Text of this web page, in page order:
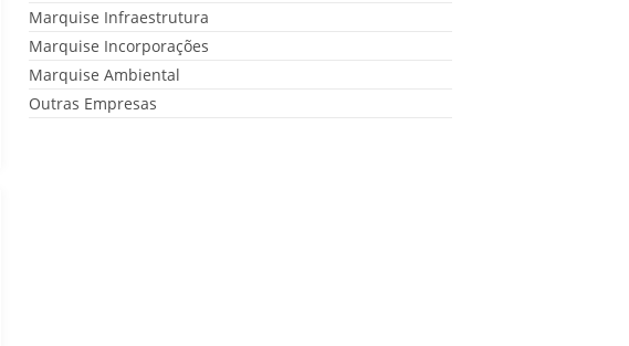
Marquise Infraestrutura
Marquise Incorporações
Marquise Ambiental
Outras Empresas